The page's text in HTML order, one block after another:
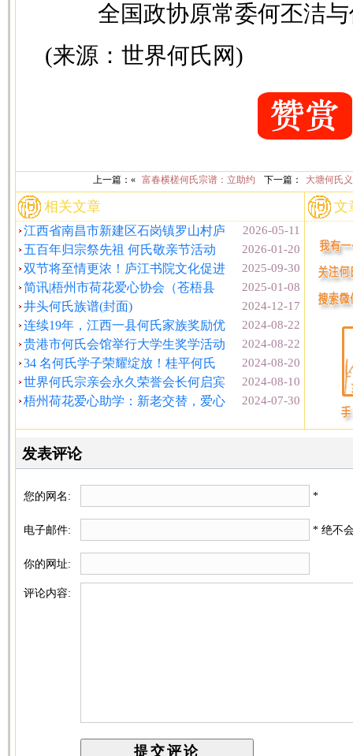
全国政协原常委何丕洁
(来源：世界何氏网)
上一篇：« 富春横槎何氏宗谱：立助约 下一篇： 大塘何氏
相关文章
2026-05-11
江西省南昌市新建区石岗镇罗山村庐
2026-01-20
五百年归宗祭先祖 何氏敬亲节活动
2025-09-30
双节将至情更浓！庐江书院文化促进
2025-01-08
简讯|梧州市荷花爱心协会（苍梧县
2024-12-17
井头何氏族谱(封面)
2024-08-22
连续19年，江西一县何氏家族奖励优
2024-08-22
贵港市何氏会馆举行大学生奖学活动
2024-08-20
34 名何氏学子荣耀绽放！桂平何氏
2024-08-10
世界何氏宗亲会永久荣誉会长何启宾
2024-07-30
梧州荷花爱心助学：新老交替，爱心
文
发表评论
您的网名: *
电子邮件: * 绝不
你的网址:
评论内容: